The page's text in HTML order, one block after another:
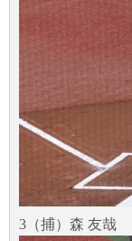
3（捕）森 友哉